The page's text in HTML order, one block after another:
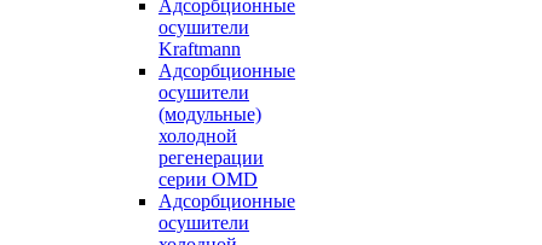
Адсорбционные
осушители
Kraftmann
Адсорбционные
осушители
(модульные)
холодной
регенерации
серии OMD
Адсорбционные
осушители